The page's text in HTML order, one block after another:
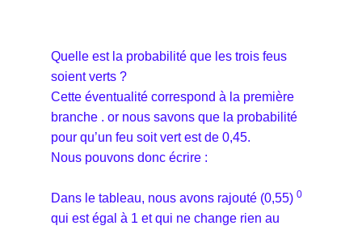
Quelle est la probabilité que les trois feus
soient verts ?
Cette éventualité correspond à la première
branche . or nous savons que la probabilité
pour qu’un feu soit vert est de 0,45.
Nous pouvons donc écrire :
Dans le tableau, nous avons rajouté (0,55) 0
qui est égal à 1 et qui ne change rien au